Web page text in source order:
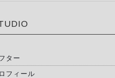
ター
フィール